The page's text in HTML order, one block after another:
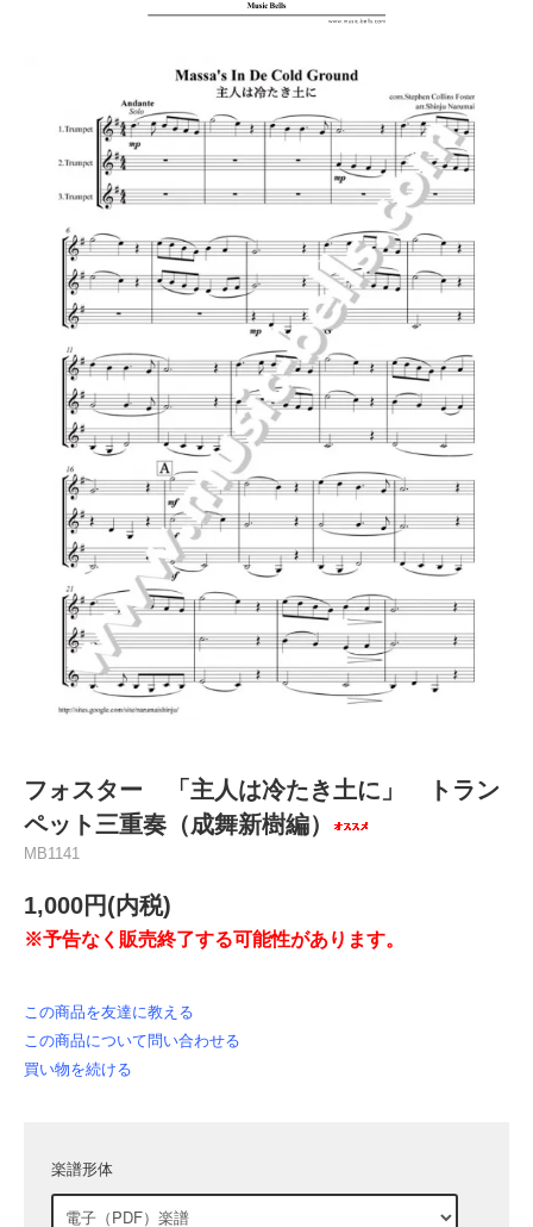
フォスター 「主人は冷たき土に」 トラン
ペット三重奏（成舞新樹編）
MB1141
1,000円(内税)
※予告なく販売終了する可能性があります。
この商品を友達に教える
この商品について問い合わせる
買い物を続ける
楽譜形体